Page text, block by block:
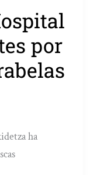
por
ha